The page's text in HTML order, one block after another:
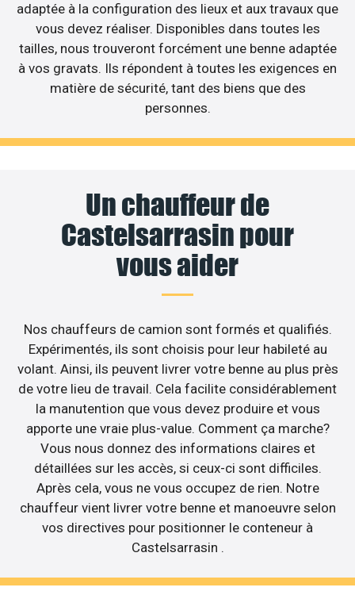
adaptée à la configuration des lieux et aux travaux que
vous devez réaliser. Disponibles dans toutes les
tailles, nous trouveront forcément une benne adaptée
à vos gravats. Ils répondent à toutes les exigences en
matière de sécurité, tant des biens que des
personnes.
Un chauffeur de
Castelsarrasin pour
vous aider
Nos chauffeurs de camion sont formés et qualifiés.
Expérimentés, ils sont choisis pour leur habileté au
volant. Ainsi, ils peuvent livrer votre benne au plus près
de votre lieu de travail. Cela facilite considérablement
la manutention que vous devez produire et vous
apporte une vraie plus-value. Comment ça marche?
Vous nous donnez des informations claires et
détaillées sur les accès, si ceux-ci sont difficiles.
Après cela, vous ne vous occupez de rien. Notre
chauffeur vient livrer votre benne et manoeuvre selon
vos directives pour positionner le conteneur à
Castelsarrasin .